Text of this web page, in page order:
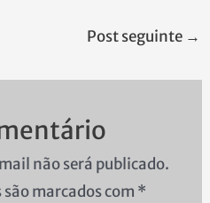
Post seguinte →
não será publicado.
marcados com *